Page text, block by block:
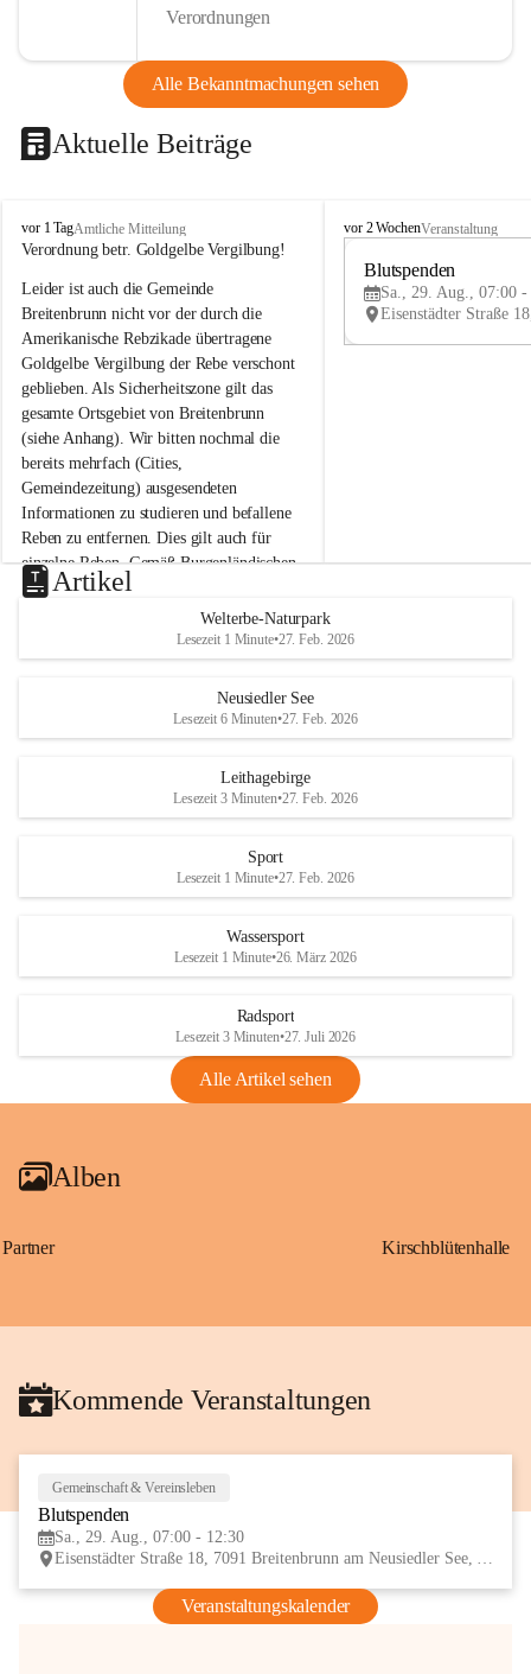
Verordnungen
Alle Bekanntmachungen sehen
Aktuelle Beiträge
B
r
i
t
e
n
b
r
u
n
n
a
m
N
e
u
s
d
S
vor 1 TagAmtliche Mitteilung
Verordnung betr. Goldgelbe Vergilbung!
Leider ist auch die Gemeinde
Breitenbrunn nicht vor der durch die
Amerikanische Rebzikade übertragene
Goldgelbe Vergilbung der Rebe verschont
geblieben. Als Sicherheitszone gilt das
gesamte Ortsgebiet von Breitenbrunn
(siehe Anhang). Wir bitten nochmal die
bereits mehrfach (Cities,
Gemeindezeitung) ausgesendeten
Informationen zu studieren und befallene
Reben zu entfernen. Dies gilt auch für
einzelne Reben. Gemäß Burgenländischen
Weinbaugesetz sind nicht gepflegte oder
unzulässige Weingärten zu roden! Bitte
helfen wir zusammen um unsere Winzer
vor den prognostizierten Ernteausfällen
und den daraus folgenden wirtschaftlichen
Maßnahmen zur Bekämpfung
Rebe und der Amerikanischen
Anhang VBl. EU Nr. 18
1 Seite•1,4 MB
VBl. EU Nr. 18_2026
B
e
u
e
d
r
S
vor 2 WochenVeranstaltung
Blutspenden
Sa., 29. Aug., 07:00 -
Artikel
Welterbe-Naturpark
Lesezeit 1 Minute•27. Feb. 2026
Neusiedler See
Lesezeit 6 Minuten•27. Feb. 2026
Leithagebirge
Lesezeit 3 Minuten•27. Feb. 2026
Sport
Lesezeit 1 Minute•27. Feb. 2026
Wassersport
Lesezeit 1 Minute•26. März 2026
Radsport
Lesezeit 3 Minuten•27. Juli 2026
Alle Artikel sehen
Alben
Partner Kirschblütenhalle
Kommende Veranstaltungen
Gemeinschaft & Vereinsleben
Blutspenden
Sa., 29. Aug., 07:00 - 12:30
Eisenstädter Straße 18, 7091 Breitenbrunn am Neusiedler See, AUT
Veranstaltungskalender